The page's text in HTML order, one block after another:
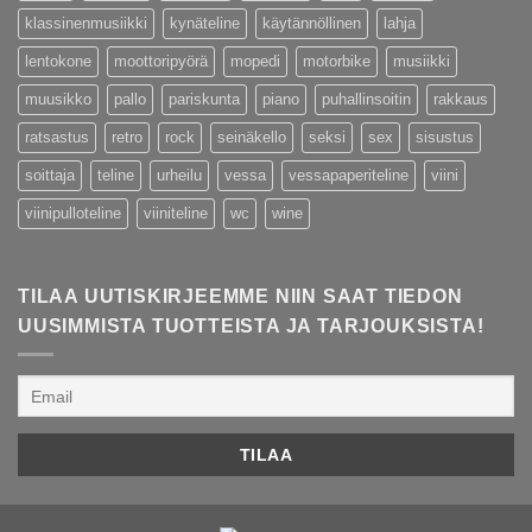
klassinenmusiikki kynäteline käytännöllinen lahja
lentokone moottoripyörä mopedi motorbike musiikki
muusikko pallo pariskunta piano puhallinsoitin rakkaus
ratsastus retro rock seinäkello seksi sex sisustus
soittaja teline urheilu vessa vessapaperiteline viini
viinipulloteline viiniteline wc wine
TILAA UUTISKIRJEEMME NIIN SAAT TIEDON
UUSIMMISTA TUOTTEISTA JA TARJOUKSISTA!